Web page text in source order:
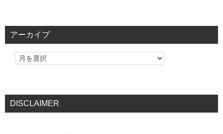
アーカイブ
DISCLAIMER